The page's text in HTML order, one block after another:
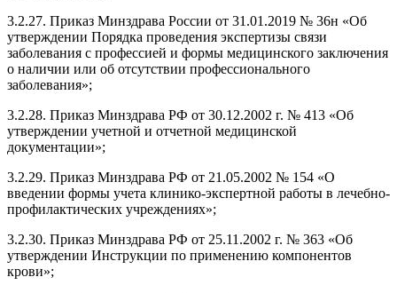
3.2.27. Приказ Минздрава России от 31.01.2019 № 36н «Об
утверждении Порядка проведения экспертизы связи
заболевания с профессией и формы медицинского заключения
о наличии или об отсутствии профессионального
заболевания»;
3.2.28. Приказ Минздрава РФ от 30.12.2002 г. № 413 «Об
утверждении учетной и отчетной медицинской
документации»;
3.2.29. Приказ Минздрава РФ от 21.05.2002 № 154 «О
введении формы учета клинико-экспертной работы в лечебно-
профилактических учреждениях»;
3.2.30. Приказ Минздрава РФ от 25.11.2002 г. № 363 «Об
утверждении Инструкции по применению компонентов
крови»;